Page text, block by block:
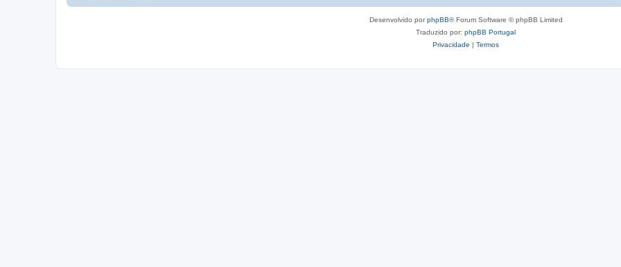
Desenvolvido porphpBB® Forum Software © phpBB Limited
Traduzido por: phpBB Portugal
Privacidade | Termos